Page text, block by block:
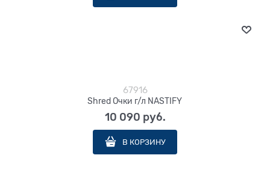
67916
Shred Очки г/л NASTIFY
10 090 руб.
В КОРЗИНУ